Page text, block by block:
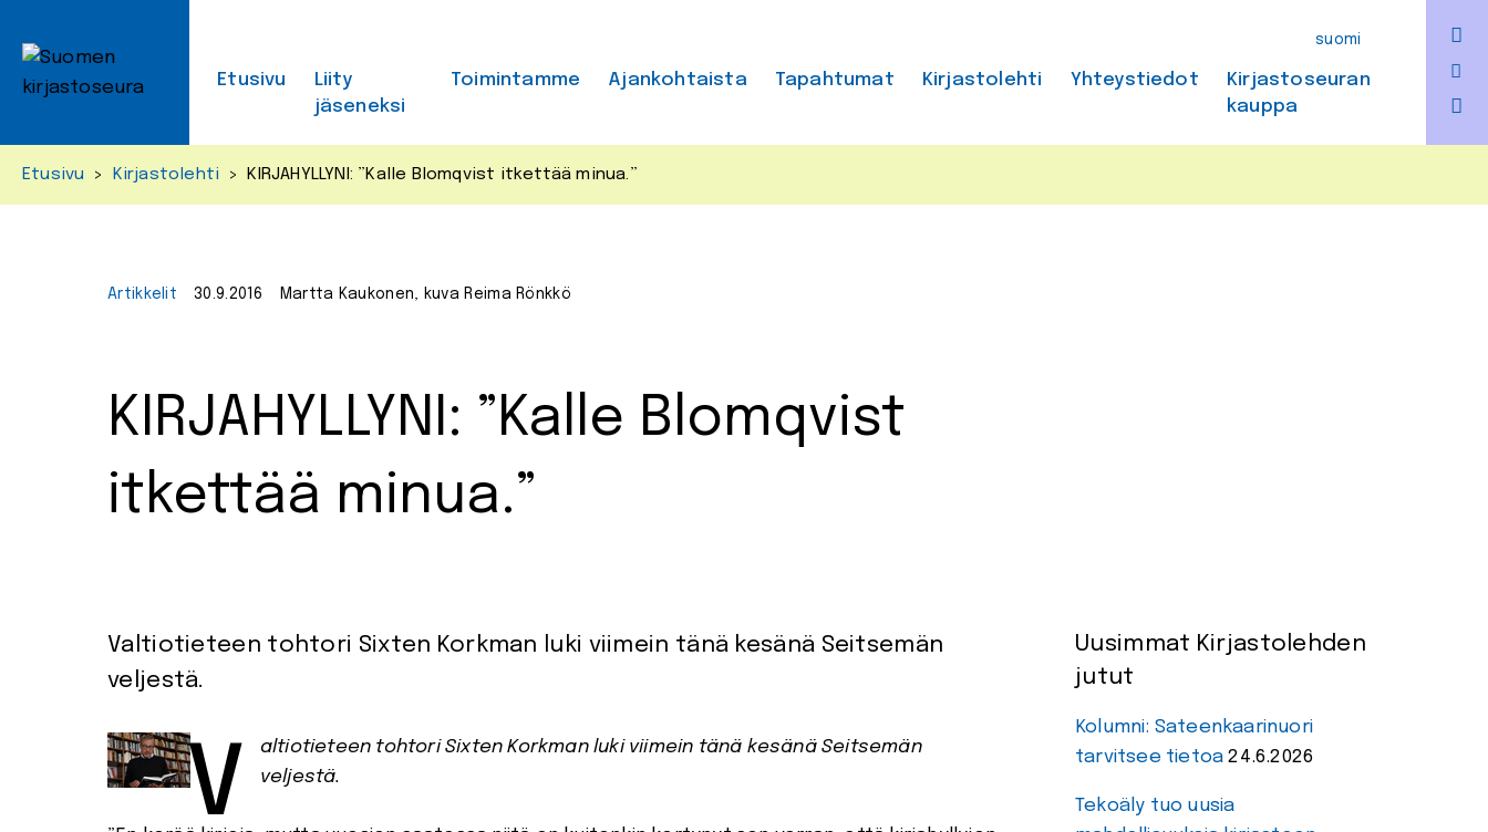
suomi
Etusivu
Liity
jäseneksi
Toimintamme Ajankohtaista Tapahtumat Kirjastolehti Yhteystiedot
Kirjastoseuran
kauppa
Etusivu > Kirjastolehti > KIRJAHYLLYNI: ”Kalle Blomqvist itkettää minua.”
Artikkelit 30.9.2016 Martta Kaukonen, kuva Reima Rönkkö
KIRJAHYLLYNI: ”Kalle Blomqvist
itkettää minua.”
Valtiotieteen tohtori Sixten Korkman luki viimein tänä kesänä Seitsemän
veljestä.
Valtiotieteen tohtori Sixten Korkman luki viimein tänä kesänä Seitsemän veljestä.
Uusimmat Kirjastolehden
jutut
Kolumni: Sateenkaarinuori
tarvitsee tietoa 24.6.2026
Tekoäly tuo uusia